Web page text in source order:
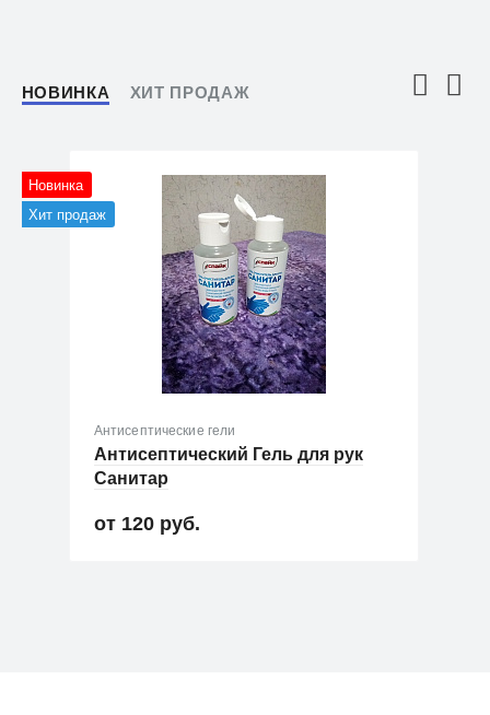
НОВИНКА ХИТ ПРОДАЖ
Новинка
Хит продаж
Антисептические гели
Антисептический Гель для рук
Санитар
120 руб.